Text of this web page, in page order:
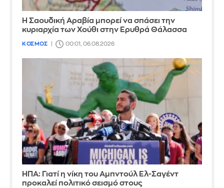
Η Σαουδική Αραβία μπορεί να σπάσει την
κυριαρχία των Χούθι στην Ερυθρά Θάλασσα
ΚΟΣΜΟΣ 00:01, 06.08.2026
ΗΠΑ: Γιατί η νίκη του Αμπντούλ Ελ-Σαγέντ
προκαλεί πολιτικό σεισμό στους